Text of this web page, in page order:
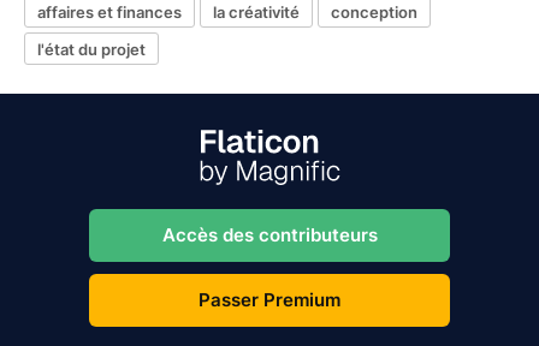
affaires et finances la créativité
conception
l'état du projet
Accès des contributeurs
Passer Premium